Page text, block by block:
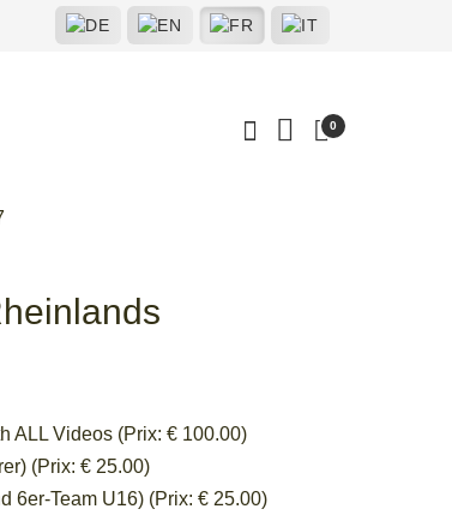
0
ALL Videos (Prix: € 100.00)
(Prix: € 25.00)
6er-Team U16) (Prix: € 25.00)